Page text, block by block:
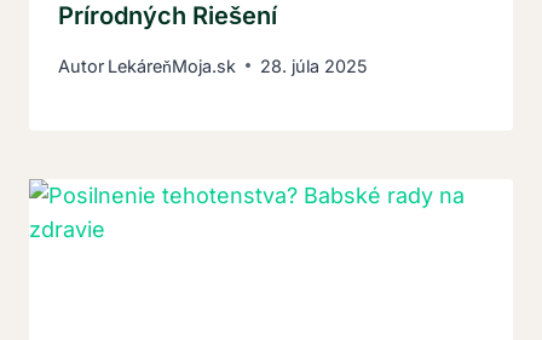
Prírodných Riešení
Autor LekáreňMoja.sk 28. júla 2025